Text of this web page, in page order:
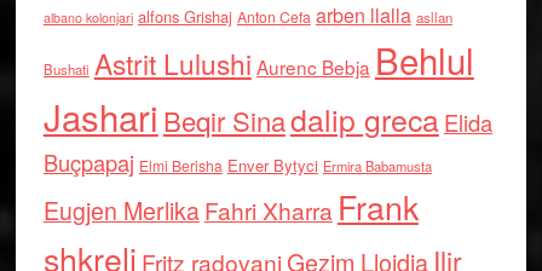
albano kolonjari alfons Grishaj Anton Cefa arben llalla asllan
Bushati Astrit Lulushi Aurenc Bebja Behlul
Jashari Beqir Sinadalip grecaElida
Buçpapaj Elmi Berisha Enver Bytyci Ermira Babamusta
Eugjen MerlikaFahri Xharra Frank
shkreli Fritz radovaniGezim Llojdia Ilir